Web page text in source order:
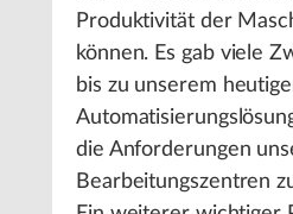
Produktivität der
können. Es gab viele
bis zu unserem
die Anforderungen
Bearbeitungszentren